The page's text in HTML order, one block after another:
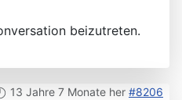
beizutreten.
13 Jahre 7 Monate her #8206